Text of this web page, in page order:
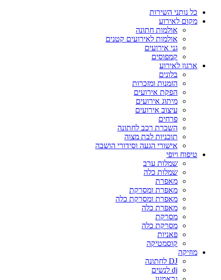
כל נותני השירות
מקום לאירוע
אולמות חתונה
אולמות לאירועים קטנים
גני אירועים
קמפוסים
ארגון לאירוע
בלונים
הזמנות ומזכרות
הפקת אירועים
מיתוג אירועים
עיצוב אירועים
פרחים
השכרת רכב לחתונה
תוכניות לבת מצוה
אישורי הגעה וסידורי הושבה
טיפוח ויופי
שמלות ערב
שמלות כלה
מאפרת
מאפרת ומסרקת
מאפרת ומסרקת כלה
מאפרת כלה
מסרקת
מסרקת כלה
פאניות
קוסמטיקה
מוזיקה
DJ לחתונה
dj לנשים